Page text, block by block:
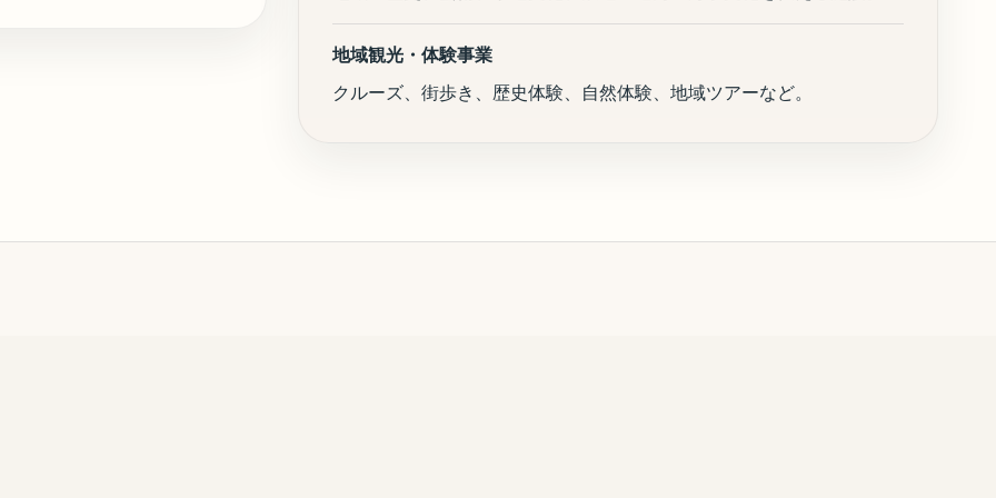
地域観光・体験事業
クルーズ、街歩き、歴史体験、自然体験、地域ツアーなど。